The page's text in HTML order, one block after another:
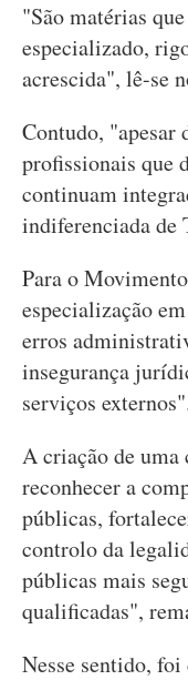
"São matérias
especializado,
acrescida", lê-se
Contudo, "apesar
profissionais que
continuam
indiferenciada de
Para o
especialização
erros
insegurança
serviços
A criação de
reconhecer a
públicas,
controlo da
públicas mais
qualificadas",
Nesse sentido,